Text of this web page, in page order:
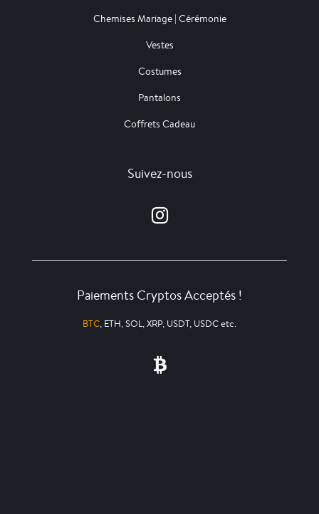
Chemises Mariage | Cérémonie
Vestes
Costumes
Pantalons
Coffrets Cadeau
Suivez-nous
Paiements Cryptos Acceptés !
BTC, ETH, SOL, XRP, USDT, USDC etc.